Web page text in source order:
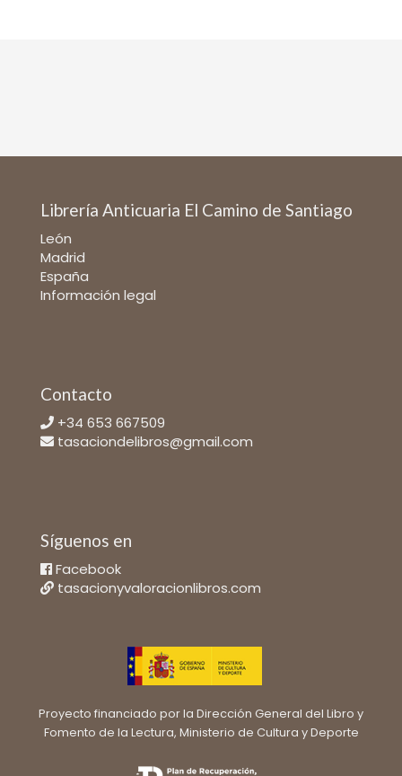
Librería Anticuaria El Camino de Santiago
León
Madrid
España
Información legal
Contacto
+34 653 667509
tasaciondelibros@gmail.com
Síguenos en
Facebook
tasacionyvaloracionlibros.com
Proyecto financiado por la Dirección General del Libro y
Fomento de la Lectura, Ministerio de Cultura y Deporte